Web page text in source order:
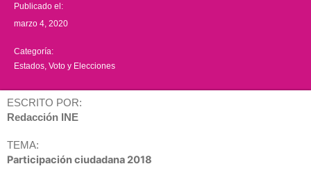
Publicado el:
marzo 4, 2020
Categoría:
Estados Voto y Elecciones
ESCRITO POR:
Redacción INE
TEMA:
Participación ciudadana 2018